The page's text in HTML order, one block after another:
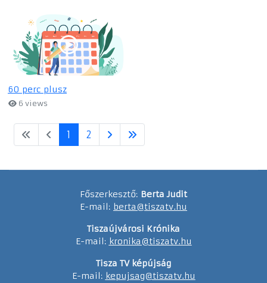
60 perc plusz
6 views
1 2
Főszerkesztő: Berta Judit
E-mail: berta@tiszatv.hu
Tiszaújvárosi Krónika
E-mail: kronika@tiszatv.hu
Tisza TV képújság
E-mail: kepujsag@tiszatv.hu